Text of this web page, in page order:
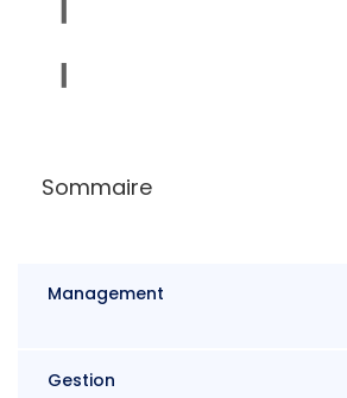
Sommaire
Management
Gestion